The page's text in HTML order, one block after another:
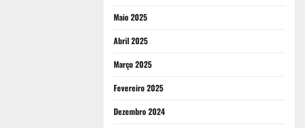
Maio 2025
Abril 2025
Março 2025
Fevereiro 2025
Dezembro 2024